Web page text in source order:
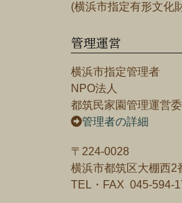
(横浜市指定有形文化
管理運営
横浜市指定管理者
NPO法人
都筑民家園管理運営
管理者の詳細
〒224-0028
横浜市都筑区大棚西2
TEL・FAX 045-594-